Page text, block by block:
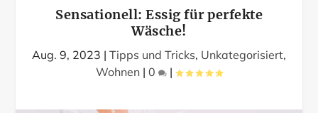
Sensationell: Essig für perfekte
Wäsche!
Aug. 9, 2023 | Tipps und Tricks, Unkategorisiert,
Wohnen | 0 |